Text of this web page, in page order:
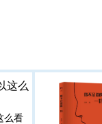
么看